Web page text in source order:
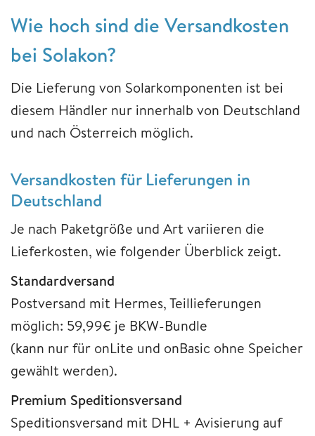
Wie hoch sind die Versandkosten
bei Solakon?
Die Lieferung von Solarkomponenten ist bei
diesem Händler nur innerhalb von Deutschland
und nach Österreich möglich.
Versandkosten für Lieferungen in
Deutschland
Je nach Paketgröße und Art variieren die
Lieferkosten, wie folgender Überblick zeigt.
Standardversand
Postversand mit Hermes, Teillieferungen
möglich: 59,99€ je BKW-Bundle
(kann nur für onLite und onBasic ohne Speicher
gewählt werden).
Premium Speditionsversand
Speditionsversand mit DHL + Avisierung auf